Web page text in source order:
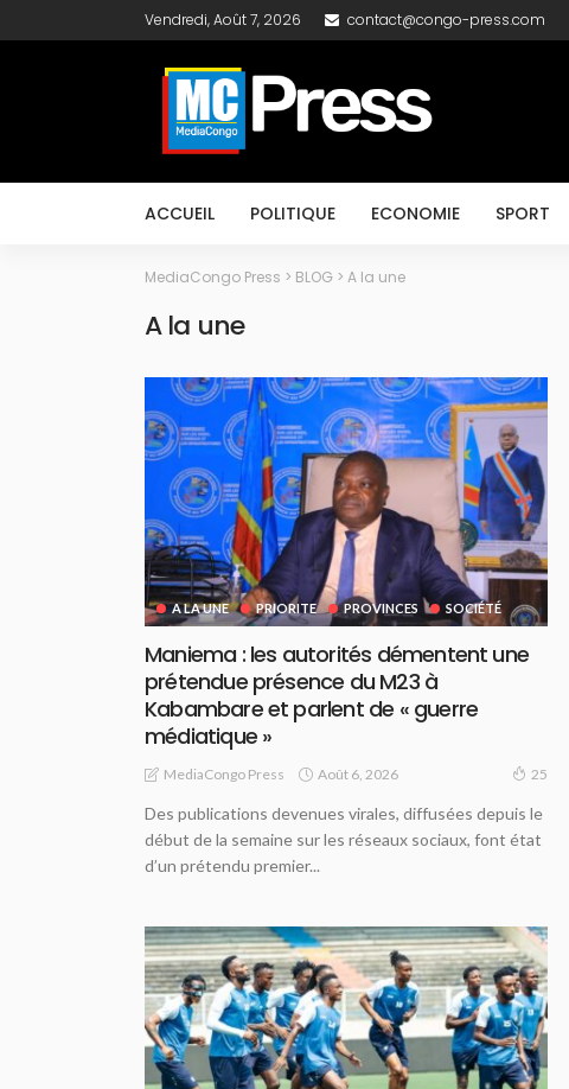
Vendredi, Août 7, 2026 contact@congo-press.com
ACCUEIL POLITIQUE ECONOMIE SPORT
MediaCongo Press > BLOG > A la une
A la une
A LA UNE PRIORITE PROVINCES SOCIÉTÉ
Maniema : les autorités démentent une
prétendue présence du M23 à
Kabambare et parlent de « guerre
médiatique »
MediaCongo Press Août 6, 2026 25
Des publications devenues virales, diffusées depuis le
début de la semaine sur les réseaux sociaux, font état
d’un prétendu premier...